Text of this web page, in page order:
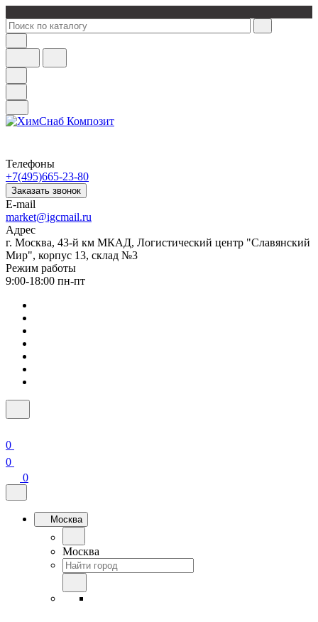
Телефоны
+7(495)665-23-80
Заказать звонок
E-mail
market@igcmail.ru
Адрес
г. Москва, 43-й км МКАД, Логистический центр "Славянский
Мир", корпус 13, склад №3
Режим работы
9:00-18:00 пн-пт
0
0
0
Москва
Москва